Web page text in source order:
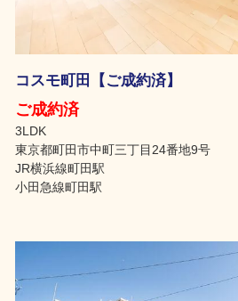
コスモ町田【ご成約済】
ご成約済
3LDK
東京都町田市中町三丁目24番地9号
JR横浜線町田駅
小田急線町田駅